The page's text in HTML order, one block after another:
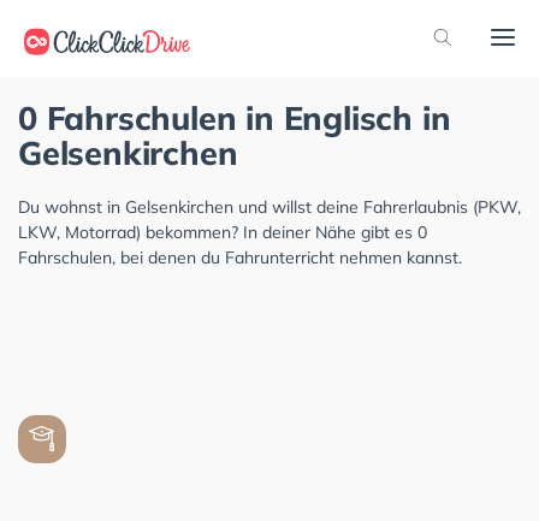
0 Fahrschulen in Englisch in
Gelsenkirchen
Du wohnst in Gelsenkirchen und willst deine Fahrerlaubnis (PKW,
LKW, Motorrad) bekommen? In deiner Nähe gibt es 0
Fahrschulen, bei denen du Fahrunterricht nehmen kannst.